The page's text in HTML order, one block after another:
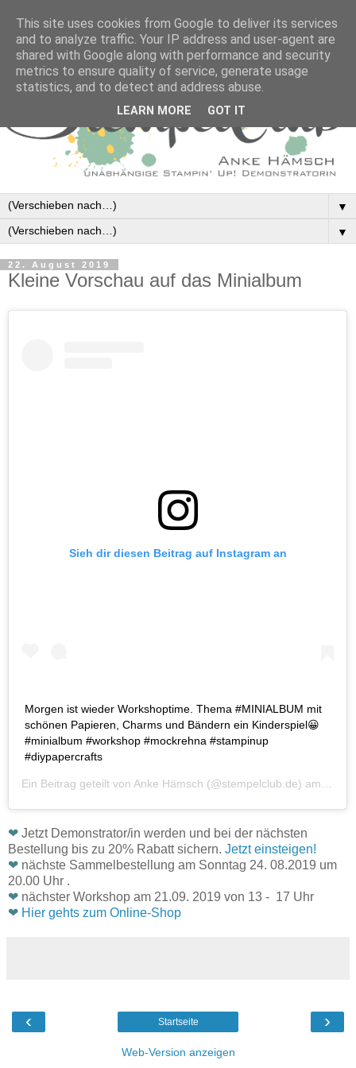
▼
▼
22. August 2019
Kleine Vorschau auf das Minialbum
Sieh dir diesen Beitrag auf Instagram an
Morgen ist wieder Workshoptime. Thema #MINIALBUM mit
schönen Papieren, Charms und Bändern ein Kinderspiel😀
#minialbum #workshop #mockrehna #stampinup
#diypapercrafts
Ein Beitrag geteilt von Anke Hämsch (@stempelclub.de) am Aug
❤ Jetzt Demonstrator/in werden und bei der nächsten
Bestellung bis zu 20% Rabatt sichern. Jetzt einsteigen!
❤ nächste Sammelbestellung am Sonntag 24. 08.2019 um
20.00 Uhr .
❤ nächster Workshop am 21.09. 2019 von 13 - 17 Uhr
❤ Hier gehts zum Online-Shop
‹ ›
Startseite
Web-Version anzeigen
This site uses cookies from Google to deliver its services
and to analyze traffic. Your IP address and user-agent are
shared with Google along with performance and security
metrics to ensure quality of service, generate usage
statistics, and to detect and address abuse.
LEARN MORE GOT IT